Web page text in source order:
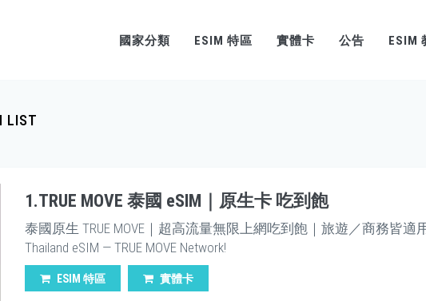
國家分類 ESIM 特區 實體卡 公告 ESIM
LIST
1.TRUE MOVE 泰國 eSIM｜原生卡 吃到飽
泰國原生 TRUE MOVE｜超高流量無限上網吃到飽｜旅遊／商務皆適
Thailand eSIM — TRUE MOVE Network!
ESIM 特區 實體卡